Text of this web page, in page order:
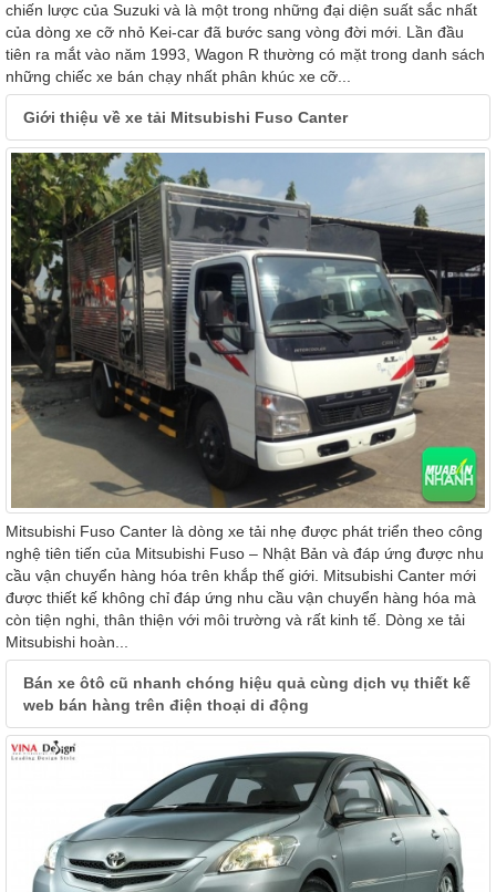
chiến lược của Suzuki và là một trong những đại diện suất sắc nhất
của dòng xe cỡ nhỏ Kei-car đã bước sang vòng đời mới. Lần đầu
tiên ra mắt vào năm 1993, Wagon R thường có mặt trong danh sách
những chiếc xe bán chạy nhất phân khúc xe cỡ...
Giới thiệu về xe tải Mitsubishi Fuso Canter
Mitsubishi Fuso Canter là dòng xe tải nhẹ được phát triển theo công
nghệ tiên tiến của Mitsubishi Fuso – Nhật Bản và đáp ứng được nhu
cầu vận chuyển hàng hóa trên khắp thế giới. Mitsubishi Canter mới
được thiết kế không chỉ đáp ứng nhu cầu vận chuyển hàng hóa mà
còn tiện nghi, thân thiện với môi trường và rất kinh tế. Dòng xe tải
Mitsubishi hoàn...
Bán xe ôtô cũ nhanh chóng hiệu quả cùng dịch vụ thiết kế
web bán hàng trên điện thoại di động